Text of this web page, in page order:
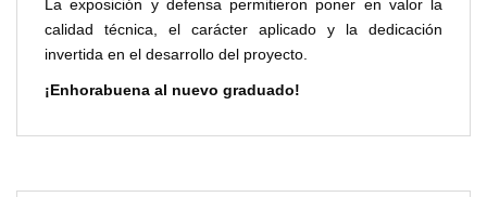
La exposición y defensa permitieron poner en valor la
calidad técnica, el carácter aplicado y la dedicación
invertida en el desarrollo del proyecto.
¡Enhorabuena al nuevo graduado!